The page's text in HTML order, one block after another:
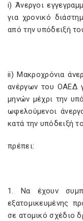
i) Άνεργοι
για χρονικό
από την υπόδειξή
ii) Μακροχρόνια
ανέργων του ΟΑΕΔ
μηνών μέχρι την
ωφελούμενοι
κατά την υπόδειξή
πρέπει:
1. Να έχουν
εξατομικευμένης
σε ατομικό σχέδιο